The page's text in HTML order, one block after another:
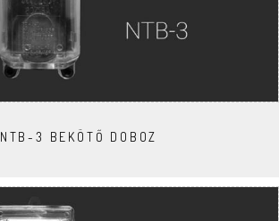
NTB-3 BEKÖTŐ DOBOZ